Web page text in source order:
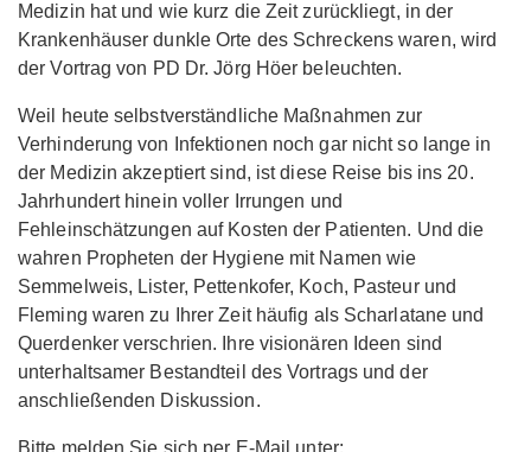
Medizin hat und wie kurz die Zeit zurückliegt, in der
Krankenhäuser dunkle Orte des Schreckens waren, wird
der Vortrag von PD Dr. Jörg Höer beleuchten.
Weil heute selbstverständliche Maßnahmen zur
Verhinderung von Infektionen noch gar nicht so lange in
der Medizin akzeptiert sind, ist diese Reise bis ins 20.
Jahrhundert hinein voller Irrungen und
Fehleinschätzungen auf Kosten der Patienten. Und die
wahren Propheten der Hygiene mit Namen wie
Semmelweis, Lister, Pettenkofer, Koch, Pasteur und
Fleming waren zu Ihrer Zeit häufig als Scharlatane und
Querdenker verschrien. Ihre visionären Ideen sind
unterhaltsamer Bestandteil des Vortrags und der
anschließenden Diskussion.